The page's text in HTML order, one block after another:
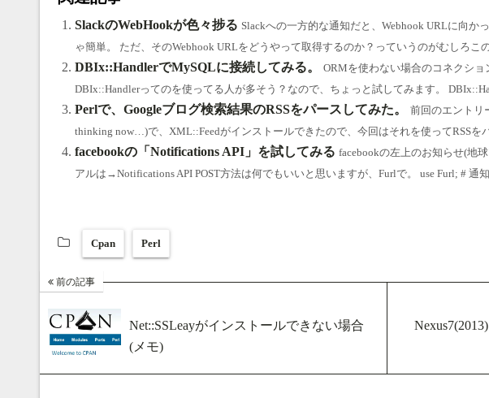
ok a
ds y
SlackのWebHookが色々捗る Slackへの一方的な通知だと、Webhook URLに向か
ゃ簡単。 ただ、そのWebhook URLをどうやって取得するのか？っていうのがむしろ
DBIx::HandlerでMySQLに接続してみる。
ORMを使わない場合のコネクショ
DBIx::Handlerってのを使ってる人が多そう？なので、ちょっと試してみます。
Perlで、Googleブログ検索結果のRSSをパースしてみた。
前回のエントリ
thinking now…)で、XML::Feedがインストールできたので、今回はそれを使ってRSSを
facebookの「Notifications API」を試してみる facebookの左上のお知らせ(地
アルは→Notifications API POST方法は何でもいいと思いますが、Furlで。 use Furl; # 通
Cpan Perl
前の記事
Net::SSLeayがインストールできない場合
(メモ)